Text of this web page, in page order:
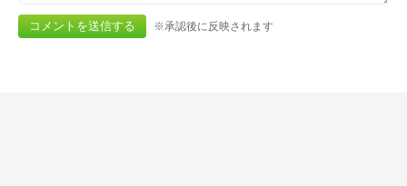
※承認後に反映されます